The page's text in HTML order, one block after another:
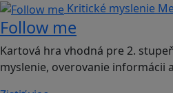
Kritické myslenie
Follow me
Kartová hra vhodná pre 2.
myslenie, overovanie informácii